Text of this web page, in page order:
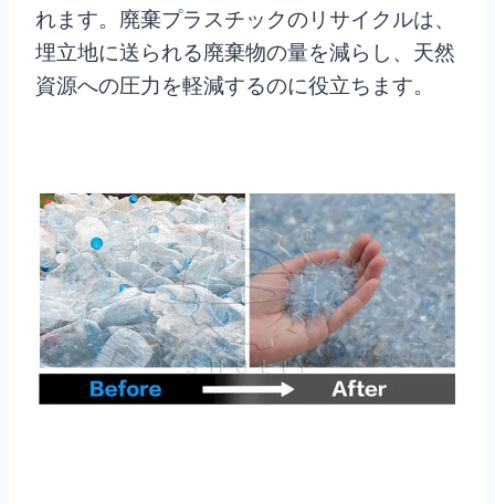
れます。廃棄プラスチックのリサイクルは、
埋立地に送られる廃棄物の量を減らし、天然
資源への圧力を軽減するのに役立ちます。